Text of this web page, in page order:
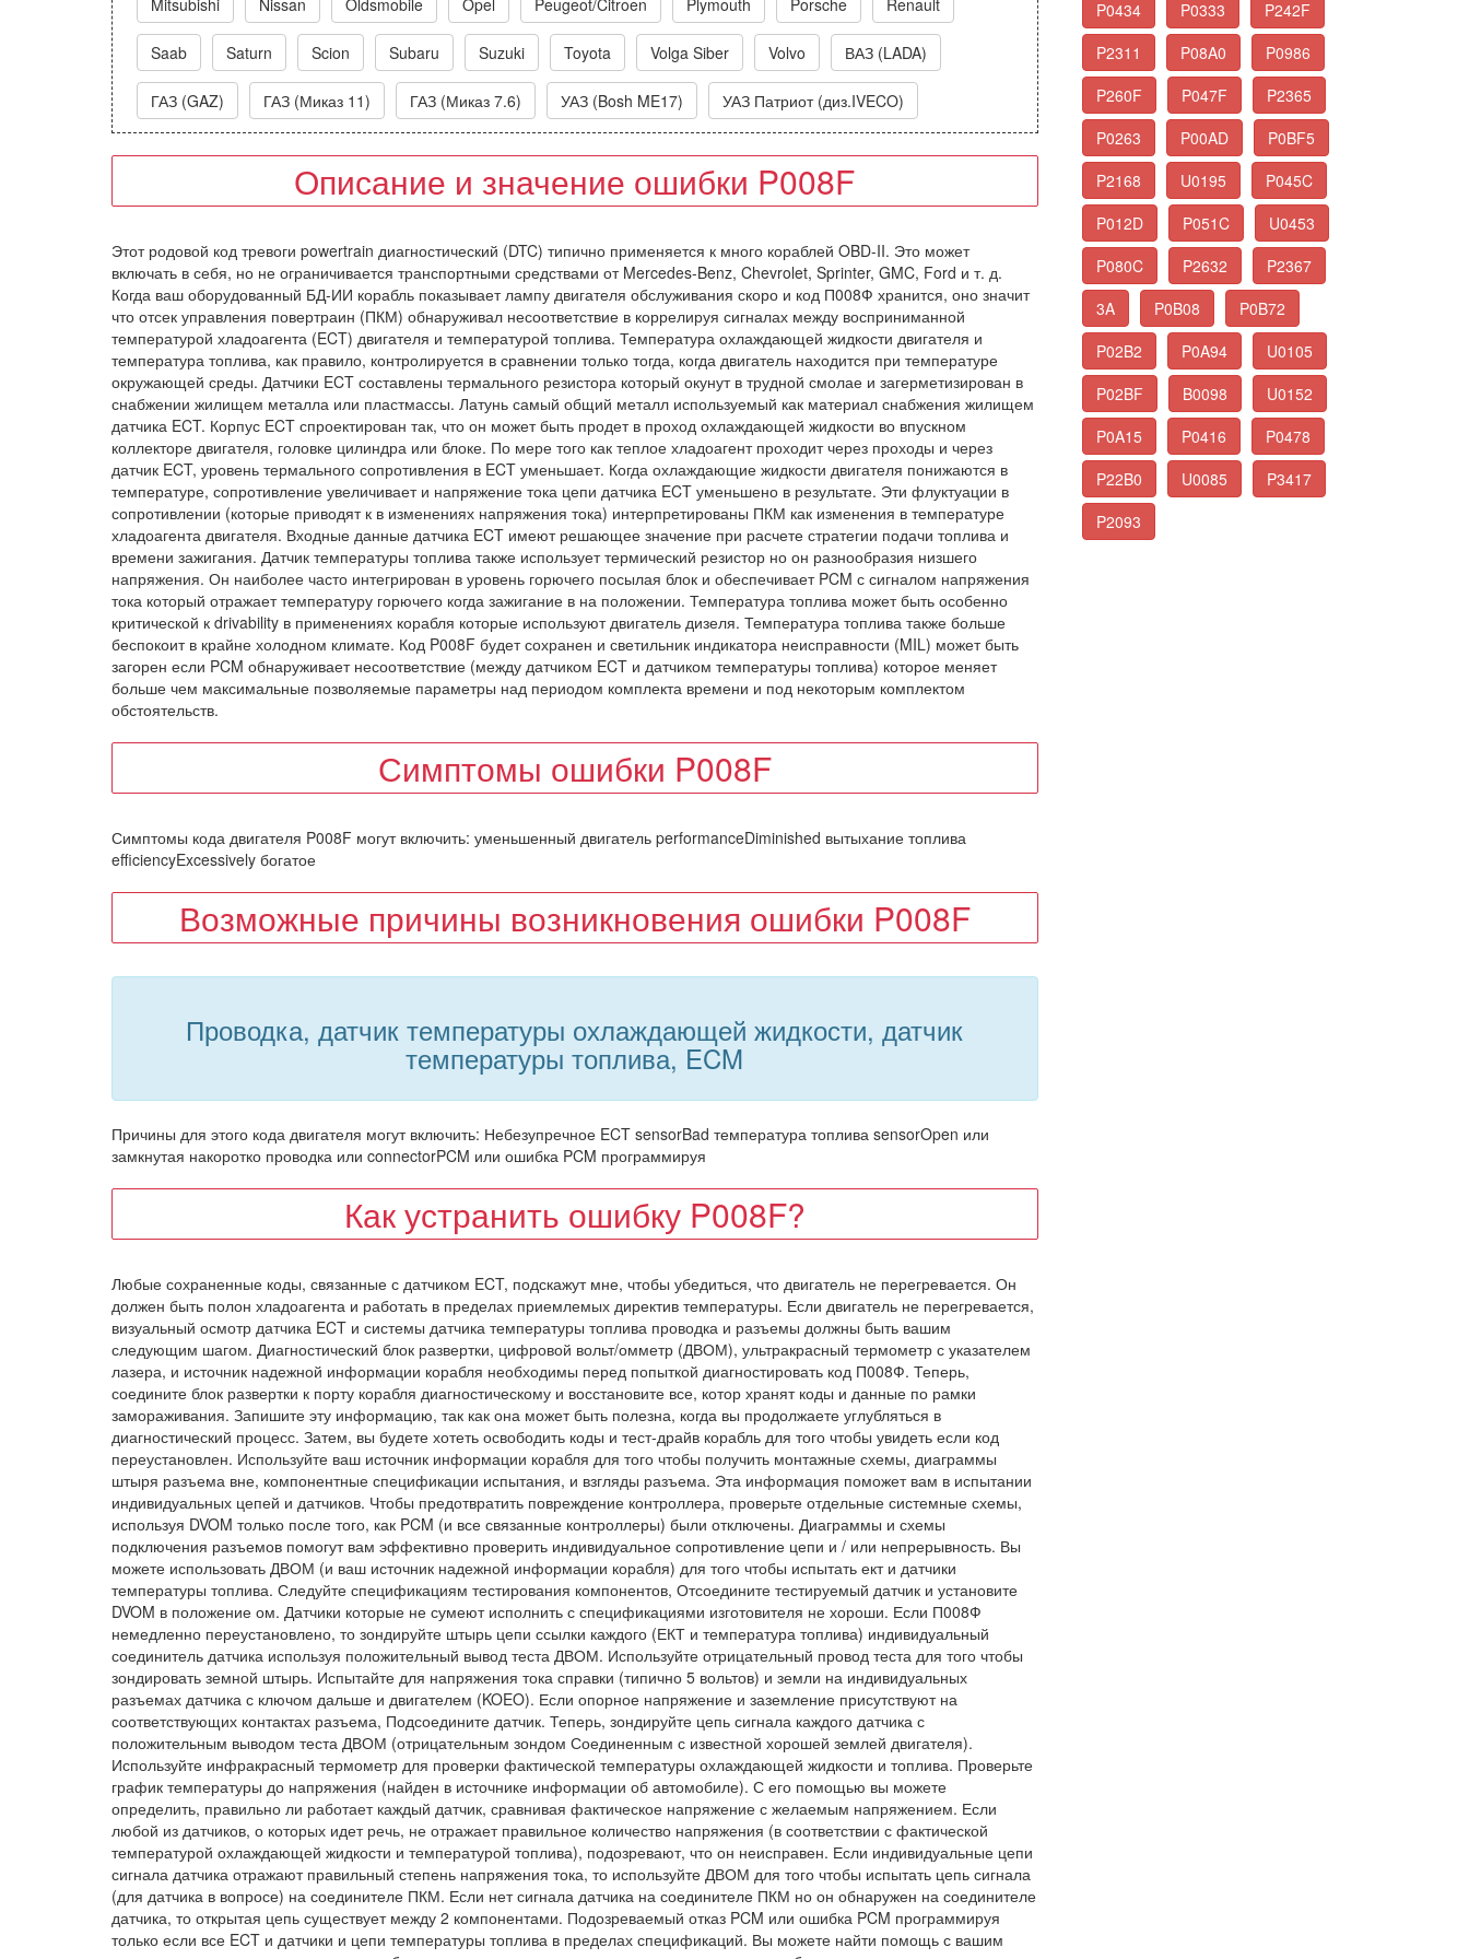
Mitsubishi Nissan Oldsmobile Opel Peugeot/Citroen Plymouth Porsche Renault
Saab Saturn Scion Subaru Suzuki Toyota Volga Siber Volvo ВАЗ (LADA)
ГАЗ (GAZ) ГАЗ (Миказ 11) ГАЗ (Миказ 7.6) УАЗ (Bosh ME17) УАЗ Патриот (диз.IVECO)
Описание и значение ошибки P008F
Этот родовой код тревоги powertrain диагностический (DTC) типично применяется к много кораблей OBD-II. Это может
включать в себя, но не ограничивается транспортными средствами от Mercedes-Benz, Chevrolet, Sprinter, GMC, Ford и т. д.
Когда ваш оборудованный БД-ИИ корабль показывает лампу двигателя обслуживания скоро и код П008Ф хранится, оно значит
что отсек управления повертраин (ПКМ) обнаруживал несоответствие в коррелируя сигналах между восприниманной
температурой хладоагента (ECT) двигателя и температурой топлива. Температура охлаждающей жидкости двигателя и
температура топлива, как правило, контролируется в сравнении только тогда, когда двигатель находится при температуре
окружающей среды. Датчики ECT составлены термального резистора который окунут в трудной смолае и загерметизирован в
снабжении жилищем металла или пластмассы. Латунь самый общий металл используемый как материал снабжения жилищем
датчика ECT. Корпус ECT спроектирован так, что он может быть продет в проход охлаждающей жидкости во впускном
коллекторе двигателя, головке цилиндра или блоке. По мере того как теплое хладоагент проходит через проходы и через
датчик ECT, уровень термального сопротивления в ECT уменьшает. Когда охлаждающие жидкости двигателя понижаются в
температуре, сопротивление увеличивает и напряжение тока цепи датчика ECT уменьшено в результате. Эти флуктуации в
сопротивлении (которые приводят к в изменениях напряжения тока) интерпретированы ПКМ как изменения в температуре
хладоагента двигателя. Входные данные датчика ECT имеют решающее значение при расчете стратегии подачи топлива и
времени зажигания. Датчик температуры топлива также использует термический резистор но он разнообразия низшего
напряжения. Он наиболее часто интегрирован в уровень горючего посылая блок и обеспечивает PCM с сигналом напряжения
тока который отражает температуру горючего когда зажигание в на положении. Температура топлива может быть особенно
критической к drivability в применениях корабля которые используют двигатель дизеля. Температура топлива также больше
беспокоит в крайне холодном климате. Код P008F будет сохранен и светильник индикатора неисправности (MIL) может быть
загорен если PCM обнаруживает несоответствие (между датчиком ECT и датчиком температуры топлива) которое меняет
больше чем максимальные позволяемые параметры над периодом комплекта времени и под некоторым комплектом
обстоятельств.
Симптомы ошибки P008F
Симптомы кода двигателя P008F могут включить: уменьшенный двигатель performanceDiminished вытыхание топлива
efficiencyExcessively богатое
Возможные причины возникновения ошибки P008F
Проводка, датчик температуры охлаждающей жидкости, датчик
температуры топлива, ECM
Причины для этого кода двигателя могут включить: Небезупречное ECT sensorBad температура топлива sensorOpen или
замкнутая накоротко проводка или connectorPCM или ошибка PCM программируя
Как устранить ошибку P008F?
Любые сохраненные коды, связанные с датчиком ECT, подскажут мне, чтобы убедиться, что двигатель не перегревается. Он
должен быть полон хладоагента и работать в пределах приемлемых директив температуры. Если двигатель не перегревается,
визуальный осмотр датчика ECT и системы датчика температуры топлива проводка и разъемы должны быть вашим
следующим шагом. Диагностический блок развертки, цифровой вольт/омметр (ДВОМ), ультракрасный термометр с указателем
лазера, и источник надежной информации корабля необходимы перед попыткой диагностировать код П008Ф. Теперь,
соедините блок развертки к порту корабля диагностическому и восстановите все, котор хранят коды и данные по рамки
замораживания. Запишите эту информацию, так как она может быть полезна, когда вы продолжаете углубляться в
диагностический процесс. Затем, вы будете хотеть освободить коды и тест-драйв корабль для того чтобы увидеть если код
переустановлен. Используйте ваш источник информации корабля для того чтобы получить монтажные схемы, диаграммы
штыря разъема вне, компонентные спецификации испытания, и взгляды разъема. Эта информация поможет вам в испытании
индивидуальных цепей и датчиков. Чтобы предотвратить повреждение контроллера, проверьте отдельные системные схемы,
используя DVOM только после того, как PCM (и все связанные контроллеры) были отключены. Диаграммы и схемы
подключения разъемов помогут вам эффективно проверить индивидуальное сопротивление цепи и / или непрерывность. Вы
можете использовать ДВОМ (и ваш источник надежной информации корабля) для того чтобы испытать ект и датчики
температуры топлива. Следуйте спецификациям тестирования компонентов, Отсоедините тестируемый датчик и установите
DVOM в положение ом. Датчики которые не сумеют исполнить с спецификациями изготовителя не хороши. Если П008Ф
немедленно переустановлено, то зондируйте штырь цепи ссылки каждого (ЕКТ и температура топлива) индивидуальный
соединитель датчика используя положительный вывод теста ДВОМ. Используйте отрицательный провод теста для того чтобы
зондировать земной штырь. Испытайте для напряжения тока справки (типично 5 вольтов) и земли на индивидуальных
разъемах датчика с ключом дальше и двигателем (KOEO). Если опорное напряжение и заземление присутствуют на
соответствующих контактах разъема, Подсоедините датчик. Теперь, зондируйте цепь сигнала каждого датчика с
положительным выводом теста ДВОМ (отрицательным зондом Соединенным с известной хорошей землей двигателя).
Используйте инфракрасный термометр для проверки фактической температуры охлаждающей жидкости и топлива. Проверьте
график температуры до напряжения (найден в источнике информации об автомобиле). С его помощью вы можете
определить, правильно ли работает каждый датчик, сравнивая фактическое напряжение с желаемым напряжением. Если
любой из датчиков, о которых идет речь, не отражает правильное количество напряжения (в соответствии с фактической
температурой охлаждающей жидкости и температурой топлива), подозревают, что он неисправен. Если индивидуальные цепи
сигнала датчика отражают правильный степень напряжения тока, то используйте ДВОМ для того чтобы испытать цепь сигнала
(для датчика в вопросе) на соединителе ПКМ. Если нет сигнала датчика на соединителе ПКМ но он обнаружен на соединителе
датчика, то открытая цепь существует между 2 компонентами. Подозреваемый отказ PCM или ошибка PCM программируя
только если все ECT и датчики и цепи температуры топлива в пределах спецификаций. Вы можете найти помощь с вашим
P0434
P0333
P242F
P2311
P08A0
P0986
P260F
P047F
P2365
P0263
P00AD
P0BF5
P2168
U0195
P045C
P012D
P051C
U0453
P080C
P2632
P2367
3A
P0B08
P0B72
P02B2
P0A94
U0105
P02BF
B0098
U0152
P0A15
P0416
P0478
P22B0
U0085
P3417
P2093